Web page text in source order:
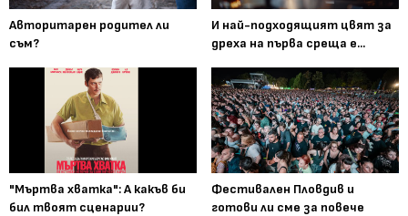
Авторитарен родител ли
съм?
И най-подходящият цвят за
дреха на първа среща е...
"Мъртва хватка": А какъв би
бил твоят сценарии?
Фестивален Пловдив и
готови ли сме за повече